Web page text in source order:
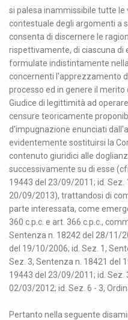
si palesa inammissibile tutte le
contestuale degli argomenti a
consenta di discernere le
rispettivamente, di ciascuna di
formulate indistintamente
concernenti l'apprezzamento
processo ed in genere il merito
Giudice di legittimità ad
censure teoricamente
d'impugnazione enunciati
evidentemente sostituirsi la
contenuto giuridici alle
successivamente su di esse
19443 del 23/09/2011; id. Sez.
20/09/2013), trattandosi di
parte interessata, come
360 c.p.c. e art. 366 c.p.c.,
Sentenza n. 18242 del 28/11/
del 19/10/2006; id. Sez. 1,
Sez. 3, Sentenza n. 18421 del
19443 del 23/09/2011; id. Sez.
02/03/2012; id. Sez. 6 - 3,
Pertanto nella seguente